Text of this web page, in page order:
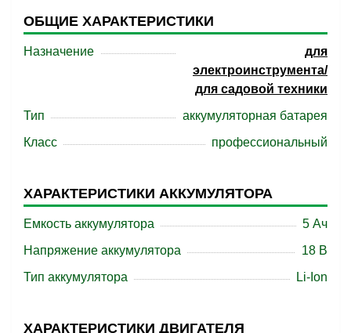
ОБЩИЕ ХАРАКТЕРИСТИКИ
Назначение
для
электроинструмента/
для садовой техники
Тип
аккумуляторная батарея
Класс
профессиональный
ХАРАКТЕРИСТИКИ АККУМУЛЯТОРА
Емкость аккумулятора
5 Ач
Напряжение аккумулятора
18 B
Тип аккумулятора
Li-Ion
ХАРАКТЕРИСТИКИ ДВИГАТЕЛЯ